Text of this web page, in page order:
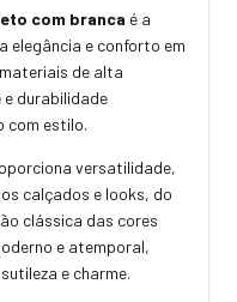
com branca é a
elegância e conforto em
de alta
e durabilidade
com estilo.
versatilidade,
calçados e looks, do
clássica das cores
e atemporal,
e charme.